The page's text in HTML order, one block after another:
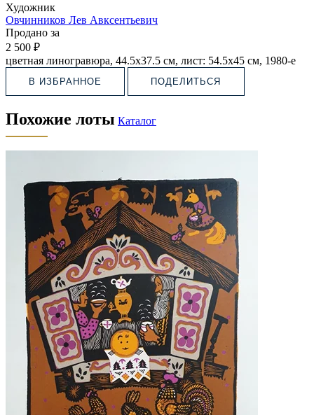
Художник
Овчинников Лев Авксентьевич
Продано за
2 500 ₽
цветная линогравюра, 44.5х37.5 см, лист: 54.5х45 см, 1980-e
В ИЗБРАННОЕ ПОДЕЛИТЬСЯ
Похожие лоты Каталог